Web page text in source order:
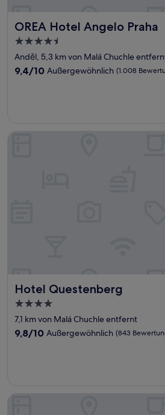
OREA Hotel Angelo Praha
OREA Hotel Angelo Praha
4.5-
Sterne-
Unterkunft
Anděl, 5,3 km von Malá Chuchle
9.4
9,4/10 Außergewöhnlich (1.008
Hotel Questenberg
Hotel Questenberg
4.0-
Sterne-
Unterkunft
7,1 km von Malá Chuchle entfernt
9.8
9,8/10 Außergewöhnlich (843
Hotel Questenberg